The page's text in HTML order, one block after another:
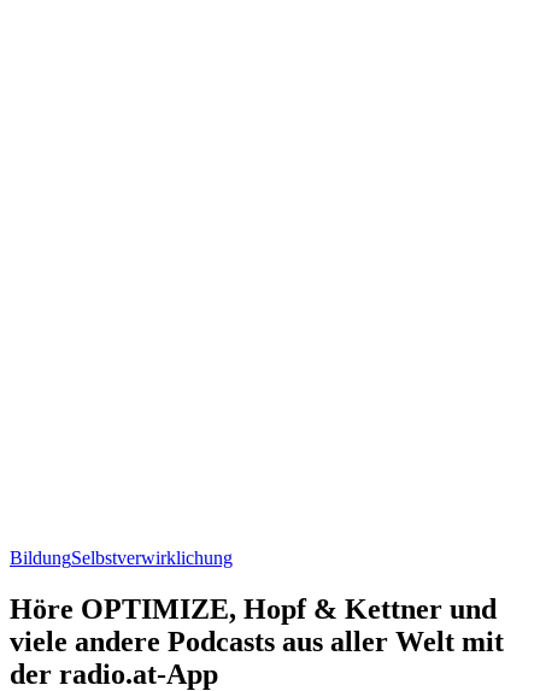
BildungSelbstverwirklichung
Höre OPTIMIZE, Hopf & Kettner und
viele andere Podcasts aus aller Welt mit
der radio.at-App